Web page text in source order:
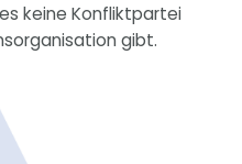
keine Konfliktpartei
gibt.